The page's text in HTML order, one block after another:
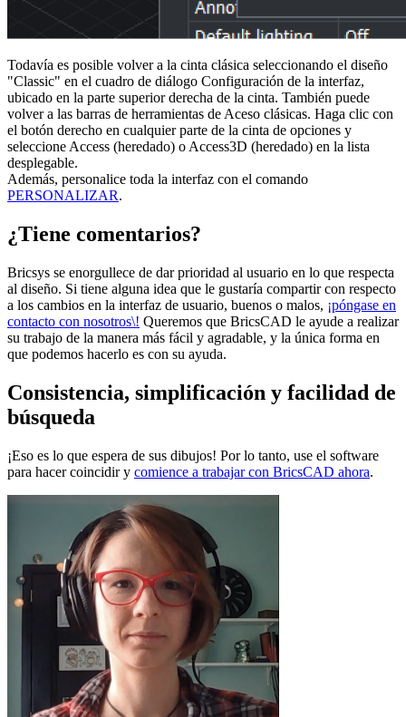
Todavía es posible volver a la cinta clásica seleccionando el diseño
"Classic" en el cuadro de diálogo Configuración de la interfaz,
ubicado en la parte superior derecha de la cinta. También puede
volver a las barras de herramientas de Aceso clásicas. Haga clic con
el botón derecho en cualquier parte de la cinta de opciones y
seleccione Access (heredado) o Access3D (heredado) en la lista
desplegable.
Además, personalice toda la interfaz con el comando
PERSONALIZAR.
¿Tiene comentarios?
Bricsys se enorgullece de dar prioridad al usuario en lo que respecta
al diseño. Si tiene alguna idea que le gustaría compartir con respecto
a los cambios en la interfaz de usuario, buenos o malos, ¡póngase en
contacto con nosotros\! Queremos que BricsCAD le ayude a realizar
su trabajo de la manera más fácil y agradable, y la única forma en
que podemos hacerlo es con su ayuda.
Consistencia, simplificación y facilidad de
búsqueda
¡Eso es lo que espera de sus dibujos! Por lo tanto, use el software
para hacer coincidir y comience a trabajar con BricsCAD ahora.